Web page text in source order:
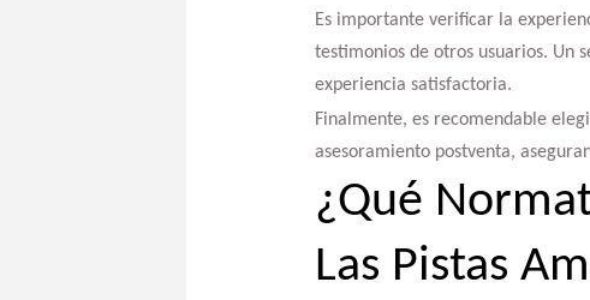
Es importante verificar la
testimonios de otros usuarios. Un
experiencia satisfactoria.
Finalmente, es recomendable
asesoramiento postventa,
¿Qué
Las Pistas